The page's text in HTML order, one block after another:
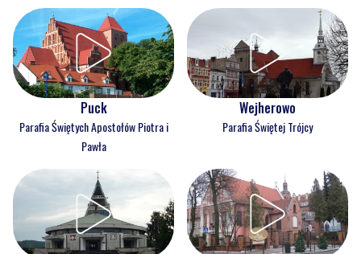
Puck
Parafia Świętych Apostołów Piotra i
Pawła
Wejherowo
Parafia Świętej Trójcy